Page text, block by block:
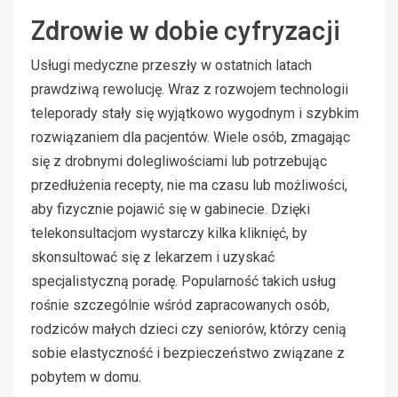
Zdrowie w dobie cyfryzacji
Usługi medyczne przeszły w ostatnich latach
prawdziwą rewolucję. Wraz z rozwojem technologii
teleporady stały się wyjątkowo wygodnym i szybkim
rozwiązaniem dla pacjentów. Wiele osób, zmagając
się z drobnymi dolegliwościami lub potrzebując
przedłużenia recepty, nie ma czasu lub możliwości,
aby fizycznie pojawić się w gabinecie. Dzięki
telekonsultacjom wystarczy kilka kliknięć, by
skonsultować się z lekarzem i uzyskać
specjalistyczną poradę. Popularność takich usług
rośnie szczególnie wśród zapracowanych osób,
rodziców małych dzieci czy seniorów, którzy cenią
sobie elastyczność i bezpieczeństwo związane z
pobytem w domu.